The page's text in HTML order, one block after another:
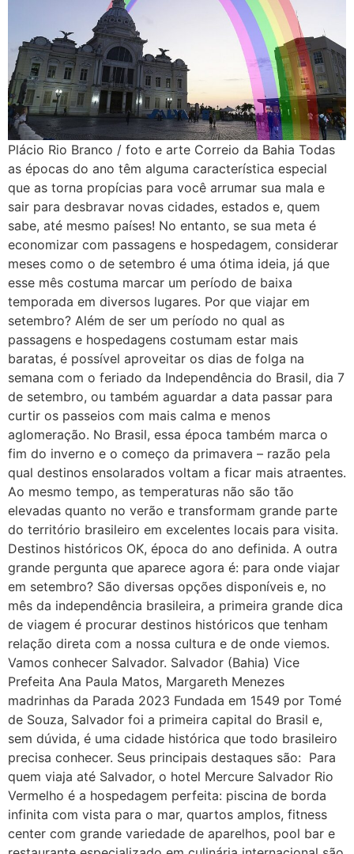
Plácio Rio Branco / foto e arte Correio da Bahia Todas
as épocas do ano têm alguma característica especial
que as torna propícias para você arrumar sua mala e
sair para desbravar novas cidades, estados e, quem
sabe, até mesmo países! No entanto, se sua meta é
economizar com passagens e hospedagem, considerar
meses como o de setembro é uma ótima ideia, já que
esse mês costuma marcar um período de baixa
temporada em diversos lugares. Por que viajar em
setembro? Além de ser um período no qual as
passagens e hospedagens costumam estar mais
baratas, é possível aproveitar os dias de folga na
semana com o feriado da Independência do Brasil, dia 7
de setembro, ou também aguardar a data passar para
curtir os passeios com mais calma e menos
aglomeração. No Brasil, essa época também marca o
fim do inverno e o começo da primavera – razão pela
qual destinos ensolarados voltam a ficar mais atraentes.
Ao mesmo tempo, as temperaturas não são tão
elevadas quanto no verão e transformam grande parte
do território brasileiro em excelentes locais para visita.
Destinos históricos OK, época do ano definida. A outra
grande pergunta que aparece agora é: para onde viajar
em setembro? São diversas opções disponíveis e, no
mês da independência brasileira, a primeira grande dica
de viagem é procurar destinos históricos que tenham
relação direta com a nossa cultura e de onde viemos.
Vamos conhecer Salvador. Salvador (Bahia) Vice
Prefeita Ana Paula Matos, Margareth Menezes
madrinhas da Parada 2023 Fundada em 1549 por Tomé
de Souza, Salvador foi a primeira capital do Brasil e,
sem dúvida, é uma cidade histórica que todo brasileiro
precisa conhecer. Seus principais destaques são: Para
quem viaja até Salvador, o hotel Mercure Salvador Rio
Vermelho é a hospedagem perfeita: piscina de borda
infinita com vista para o mar, quartos amplos, fitness
center com grande variedade de aparelhos, pool bar e